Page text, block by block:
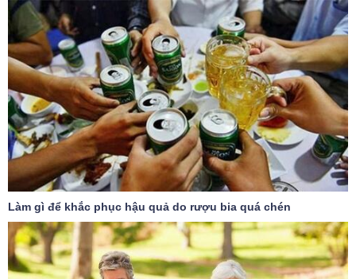
Làm gì để khắc phục hậu quả do rượu bia quá chén